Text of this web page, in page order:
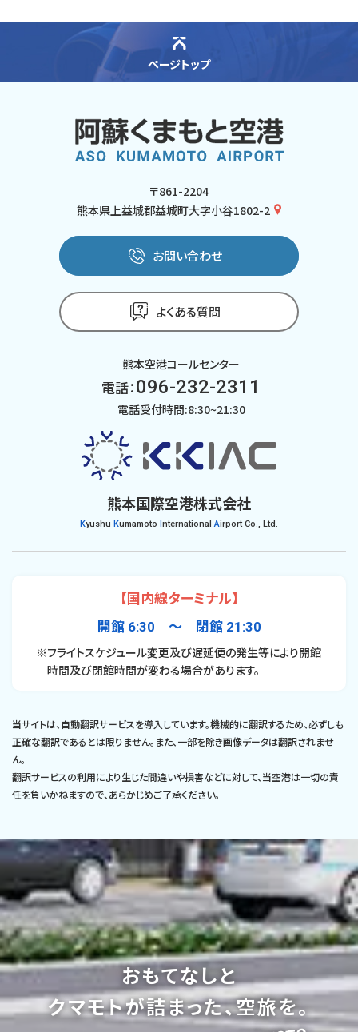
ページトップ
〒861-2204
熊本県上益城郡益城町大字小谷1802-2
お問い合わせ
よくある質問
熊本空港コールセンター
電話：096-232-2311
電話受付時間:8:30~21:30
熊本国際空港株式会社
Kyushu Kumamoto InternationalAirport Co., Ltd.
【国内線ターミナル】
開館 6:30 〜 閉館 21:30
※フライトスケジュール変更及び遅延便の発生等により開館
時間及び閉館時間が変わる場合があります。
当サイトは、自動翻訳サービスを導入しています。機械的に翻訳するため、必ずしも
正確な翻訳であるとは限りません。また、一部を除き画像データは翻訳されませ
ん。
翻訳サービスの利用により生じた間違いや損害などに対して、当空港は一切の責
任を負いかねますので、あらかじめご了承ください。
おもてなしと
クマモトが詰まった、空旅を。